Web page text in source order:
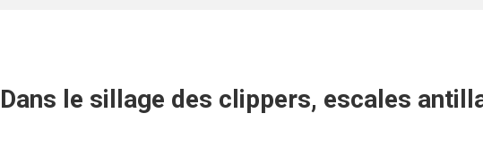
le sillage des clippers, escales